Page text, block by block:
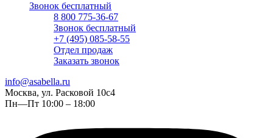
Звонок бесплатный
8 800 775-36-67
Звонок бесплатный
+7 (495) 085-58-55
Отдел продаж
Заказать звонок
info@asabella.ru
Москва, ул. Расковой 10с4
Пн—Пт 10:00 – 18:00